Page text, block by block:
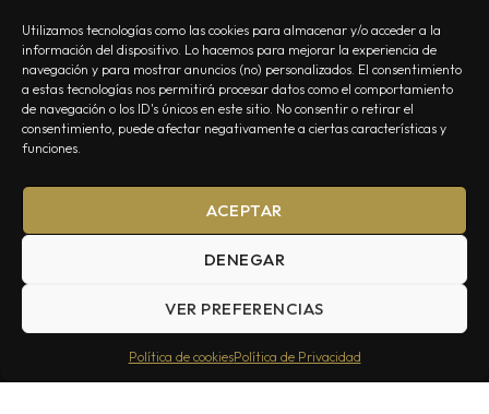
Utilizamos tecnologías como las cookies para almacenar y/o acceder a la
información del dispositivo. Lo hacemos para mejorar la experiencia de
navegación y para mostrar anuncios (no) personalizados. El consentimiento
a estas tecnologías nos permitirá procesar datos como el comportamiento
de navegación o los ID's únicos en este sitio. No consentir o retirar el
consentimiento, puede afectar negativamente a ciertas características y
funciones.
ACEPTAR
DENEGAR
VER PREFERENCIAS
Política de cookiesPolítica de Privacidad
NOSOTROS CONTACTO EDITORIAL POLÍTICA DE PRIVACIDAD
Summa Inferno — Todos los Derechos Reservados © 2026